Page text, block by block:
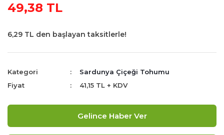
49,38 TL
6,29 TL den başlayan taksitlerle!
Kategori
Sardunya Çiçeği Tohumu
Fiyat
41,15 TL + KDV
Gelince Haber Ver